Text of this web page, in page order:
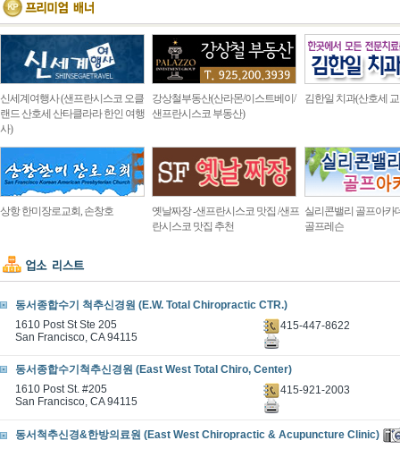
신세계여행사 (샌프란시스코 오클
랜드 산호세 산타클라라 한인 여행
사)
강상철부동산(산라몬/이스트베이/
샌프란시스코 부동산)
김한일 치과(산호세
상항 한미장로교회, 손창호
옛날짜장 -샌프란시스코 맛집 /샌프
란시스코 맛집 추천
실리콘밸리 골프아카
골프레슨
동서종합수기 척추신경원 (E.W. Total Chiropractic CTR.)
1610 Post St Ste 205
San Francisco, CA 94115
415-447-8622
동서종합수기척추신경원 (East West Total Chiro, Center)
1610 Post St. #205
San Francisco, CA 94115
415-921-2003
동서척추신경&한방의료원 (East West Chiropractic & Acupuncture Clinic)